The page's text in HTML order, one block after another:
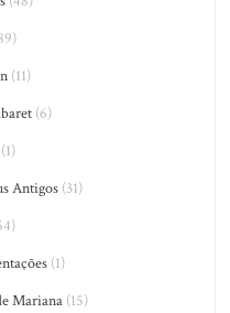
(11)
(6)
Antigos (31)
(1)
Mariana(15)